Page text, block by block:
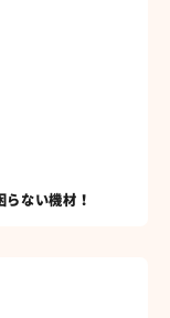
ない機材！